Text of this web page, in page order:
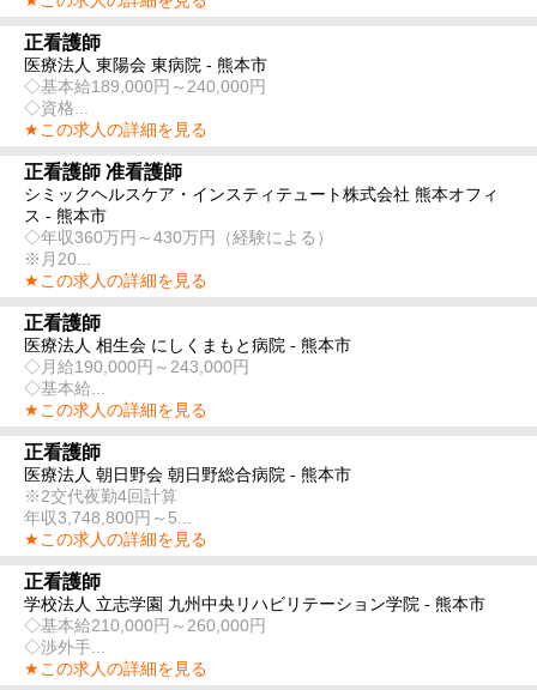
正看護師
医療法人 東陽会 東病院 - 熊本市
◇基本給189,000円～240,000円
◇資格...
★この求人の詳細を見る
正看護師 准看護師
シミックヘルスケア・インスティテュート株式会社 熊本オフィ
ス - 熊本市
◇年収360万円～430万円（経験による）
※月20...
★この求人の詳細を見る
正看護師
医療法人 相生会 にしくまもと病院 - 熊本市
◇月給190,000円～243,000円
◇基本給...
★この求人の詳細を見る
正看護師
医療法人 朝日野会 朝日野総合病院 - 熊本市
※2交代夜勤4回計算
年収3,748,800円～5...
★この求人の詳細を見る
正看護師
学校法人 立志学園 九州中央リハビリテーション学院 - 熊本市
◇基本給210,000円～260,000円
◇渉外手...
★この求人の詳細を見る